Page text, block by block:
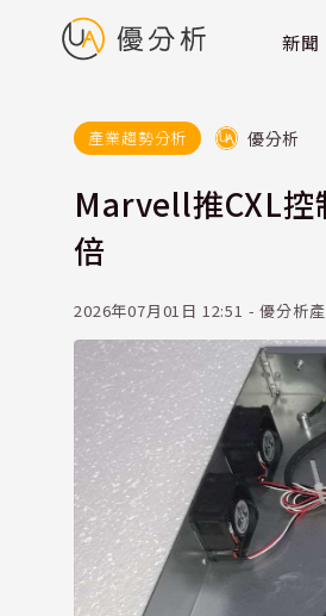
新聞
產業趨勢分析 優分析
Marvell推CXL控
倍
2026年07月01日 12:51 - 優分析